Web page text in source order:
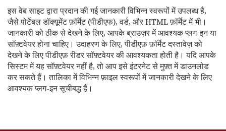
इस वेब साइट द्वारा प्रदान की गई जानकारी विभिन्न स्वरूपों में उपलब्ध है,
जैसे पोर्टेबल डॉक्यूमेंट फ़ॉर्मेट (पीडीएफ), वर्ड, और HTML फ़ॉर्मेट में भी।
जानकारी को ठीक से देखने के लिए, आपके ब्राउज़र में आवश्यक प्लग-इन या
सॉफ़्टवेयर होना चाहिए। उदाहरण के लिए, पीडीएफ़ फ़ॉर्मेट दस्तावेज़ को
देखने के लिए पीडीएफ़ रीडर सॉफ़्टवेयर की आवश्यकता होती है। यदि आपके
सिस्टम में यह सॉफ़्टवेयर नहीं है, तो आप इसे इंटरनेट से मुफ़्त में डाउनलोड
कर सकते हैं। तालिका में विभिन्न फ़ाइल स्वरूपों में जानकारी देखने के लिए
आवश्यक प्लग-इन सूचीबद्ध हैं।